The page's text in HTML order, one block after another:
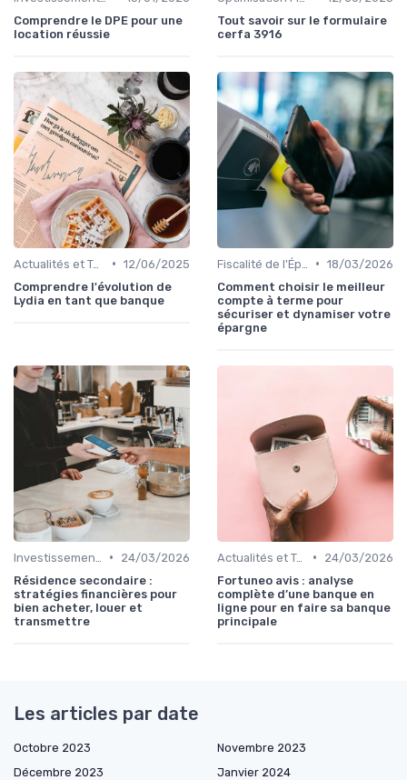
Comprendre le DPE pour une
location réussie
Tout savoir sur le formulaire
cerfa 3916
Actualités et Tendances Économiques • 12/06/2025
Comprendre l'évolution de
Lydia en tant que banque
• 18/03/2026
Comment choisir le meilleur
compte à terme pour
sécuriser et dynamiser votre
épargne
•
24/03/2026
Résidence secondaire :
stratégies financières pour
bien acheter, louer et
transmettre
Actualités et Tendances Économiques •
24/03/2026
Fortuneo avis : analyse
complète d’une banque en
ligne pour en faire sa banque
principale
Les articles par date
Octobre 2023
Novembre 2023
Décembre 2023
Janvier 2024